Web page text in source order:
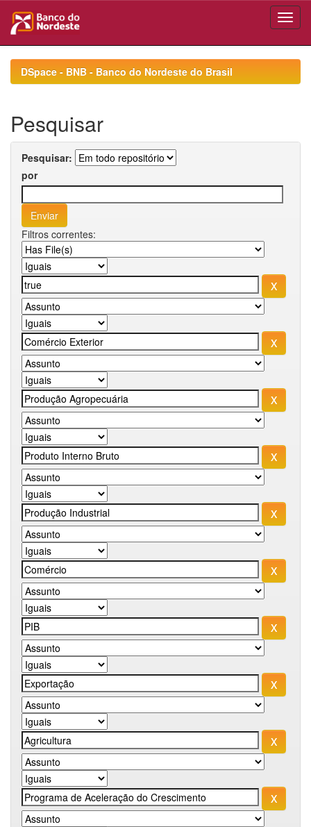
navigationDSpace - BNB - Banco do Nordeste do Brasil
Pesquisar
Pesquisar:
por
Filtros correntes: